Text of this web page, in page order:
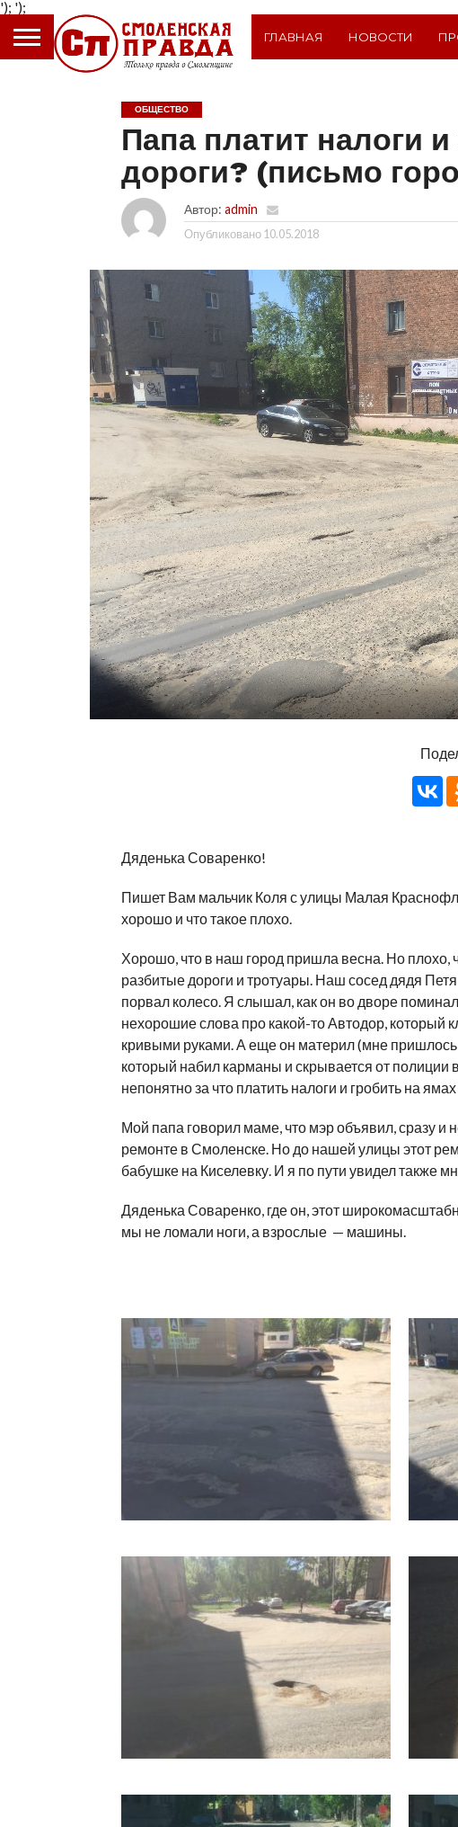
');
ГЛАВНАЯ НОВОСТИ
ОБЩЕСТВО
Папа платит налоги и
дороги? (письмо
Автор: admin
Опубликовано 10.05.2018
Дяденька Соваренко!
Пишет Вам мальчик Коля с улицы Малая
хорошо и что такое плохо.
Хорошо, что в наш город пришла весна. Но плохо,
разбитые дороги и тротуары. Наш сосед дядя
порвал колесо. Я слышал, как он во дворе
нехорошие слова про какой-то Автодор, который
кривыми руками. А еще он материл (мне
который набил карманы и скрывается от
непонятно за что платить налоги и гробить на
Мой папа говорил маме, что мэр объявил, сразу
ремонте в Смоленске. Но до нашей улицы этот
бабушке на Киселевку. И я по пути увидел также
Дяденька Соваренко, где он, этот
мы не ломали ноги, а взрослые — машины.
');